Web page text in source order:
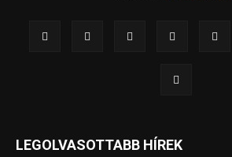
LEGOLVASOTTABB HÍREK